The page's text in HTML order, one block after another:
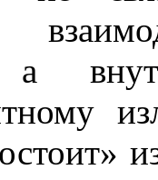
а